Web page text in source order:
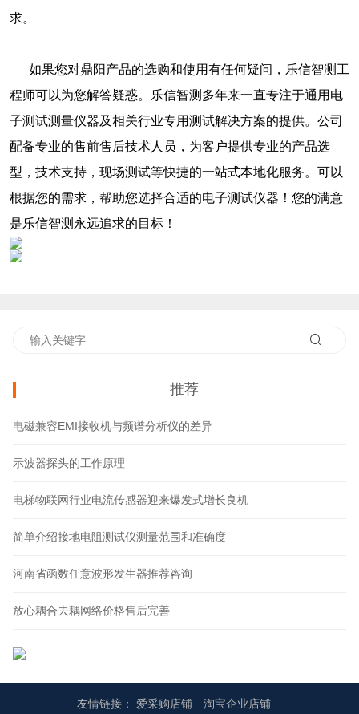
求。
如果您对鼎阳产品的选购和使用有任何疑问，乐信智测工
程师可以为您解答疑惑。乐信智测多年来一直专注于通用电
子测试测量仪器及相关行业专用测试解决方案的提供。公司
配备专业的售前售后技术人员，为客户提供专业的产品选
型，技术支持，现场测试等快捷的一站式本地化服务。可以
根据您的需求，帮助您选择合适的电子测试仪器！您的满意
是乐信智测永远追求的目标！
推荐
电磁兼容EMI接收机与频谱分析仪的差异
示波器探头的工作原理
电梯物联网行业电流传感器迎来爆发式增长良机
简单介绍接地电阻测试仪测量范围和准确度
河南省函数任意波形发生器推荐咨询
放心耦合去耦网络价格售后完善
友情链接： 爱采购店铺 淘宝企业店铺